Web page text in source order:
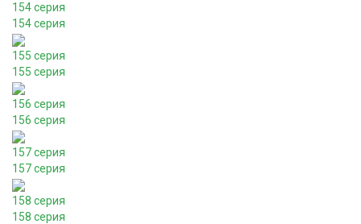
154 серия
154 серия
155 серия
155 серия
156 серия
156 серия
157 серия
157 серия
158 серия
158 серия